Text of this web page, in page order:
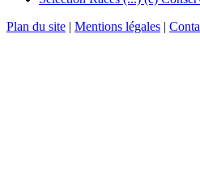
Plan du site | Mentions légales |